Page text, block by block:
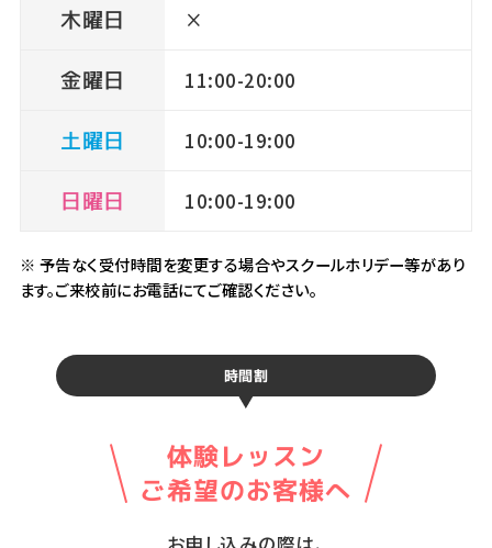
木曜日
金曜日
土曜日
日曜日
×
11:00-20:00
10:00-19:00
10:00-19:00
※ 予告なく受付時間を変更する場合やスクールホリデー等があり
ます。ご来校前にお電話にてご確認ください。
時間割
体験レッスン
ご希望のお客様へ